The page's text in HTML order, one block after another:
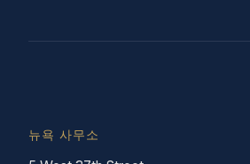
뉴욕 사무소